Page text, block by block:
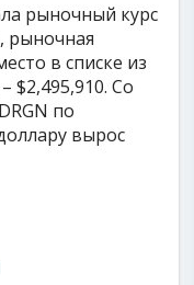
рыночный курс
рыночная
в списке из
$2,495,910. Со
по
вырос